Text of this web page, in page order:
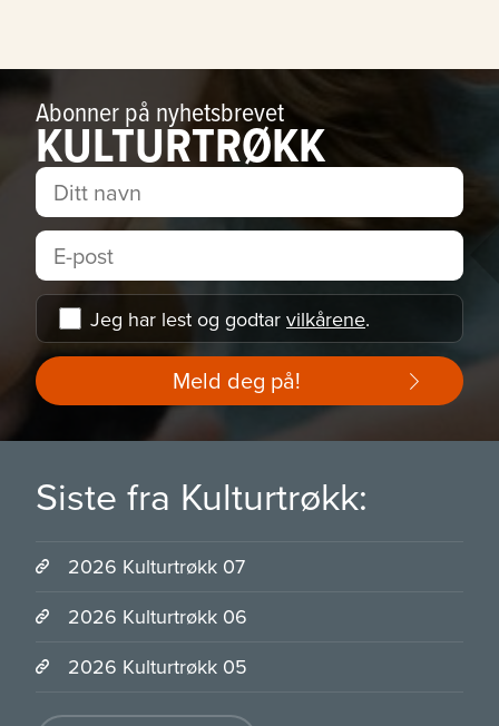
Abonner på nyhetsbrevet
KULTURTRØKK
Jeg har lest og godtar vilkårene.
Meld deg på!
Siste fra Kulturtrøkk:
2026 Kulturtrøkk 07
2026 Kulturtrøkk 06
2026 Kulturtrøkk 05